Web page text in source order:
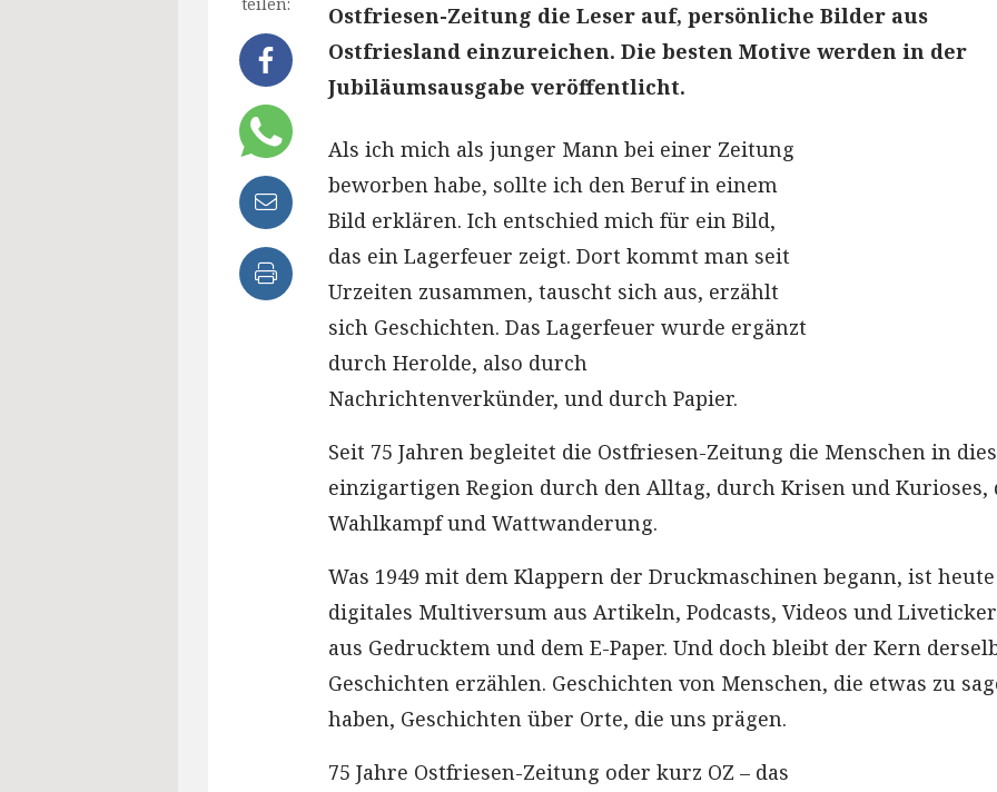
Ostfriesen-Zeitung die Leser auf, persönliche Bilder aus
Ostfriesland einzureichen. Die besten Motive werden in der
Jubiläumsausgabe veröffentlicht.
Als ich mich als junger Mann bei einer Zeitung
beworben habe, sollte ich den Beruf in einem
Bild erklären. Ich entschied mich für ein Bild,
das ein Lagerfeuer zeigt. Dort kommt man seit
Urzeiten zusammen, tauscht sich aus, erzählt
sich Geschichten. Das Lagerfeuer wurde ergänzt
durch Herolde, also durch
Nachrichtenverkünder, und durch Papier.
Seit 75 Jahren begleitet die Ostfriesen-Zeitung die Menschen in
einzigartigen Region durch den Alltag, durch Krisen und Kurioses,
Wahlkampf und Wattwanderung.
Was 1949 mit dem Klappern der Druckmaschinen begann, ist
digitales Multiversum aus Artikeln, Podcasts, Videos und
aus Gedrucktem und dem E-Paper. Und doch bleibt der Kern
Geschichten erzählen. Geschichten von Menschen, die etwas zu
haben, Geschichten über Orte, die uns prägen.
75 Jahre Ostfriesen-Zeitung oder kurz OZ – das